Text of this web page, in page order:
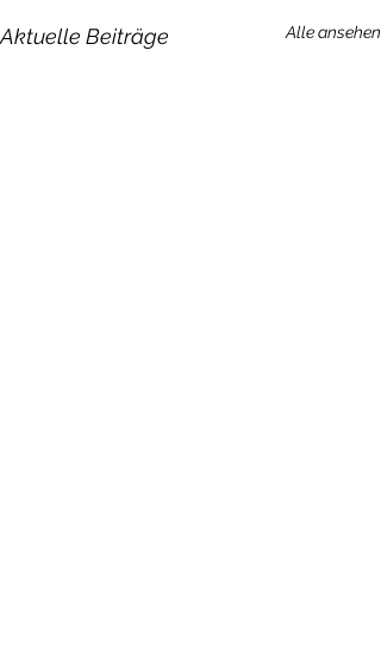
Aktuelle Beiträge Alle ansehen